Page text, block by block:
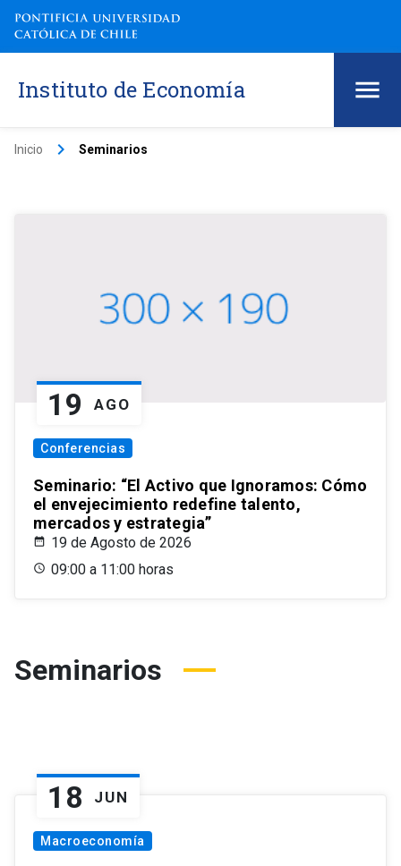
Instituto de Economía
Inicio keyboard_arrow_right Seminarios
19 AGO
Conferencias
Seminario: “El Activo que Ignoramos: Cómo
el envejecimiento redefine talento,
mercados y estrategia”
19 de Agosto de 2026
09:00 a 11:00 horas
Seminarios
18 JUN
Macroeconomía